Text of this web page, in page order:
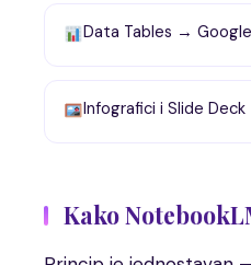
Data Tables →
Infografici i Slide Deck
Kako